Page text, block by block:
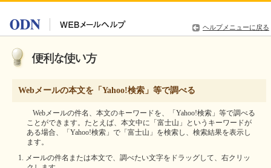
ヘルプメニューに戻る
Webメールの本文を「Yahoo!検索」等で調べる
Webメールの件名、本文のキーワードを、「Yahoo!検索」等で調べる
ことができます。たとえば、本文中に「富士山」というキーワードが
ある場合、「Yahoo!検索」で「富士山」を検索し、検索結果を表示し
ます。
1. メールの件名または本文で、調べたい文字をドラッグして、右クリッ